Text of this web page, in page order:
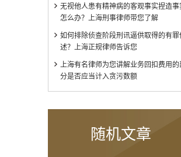
无视他人患有精神病的客观事实捏造事
怎么办？上海刑事律师带您了解
如何排除侦查阶段刑讯逼供取得的有罪
述？上海正规律师告诉您
上海有名律师为您讲解业务回扣费用的
分是否应当计入贪污数额
随机文章